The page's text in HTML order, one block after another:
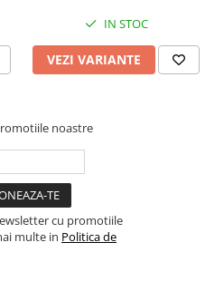
IN STOC
VEZI VARIANTE
noastre
cu promotiile
multe in Politica de